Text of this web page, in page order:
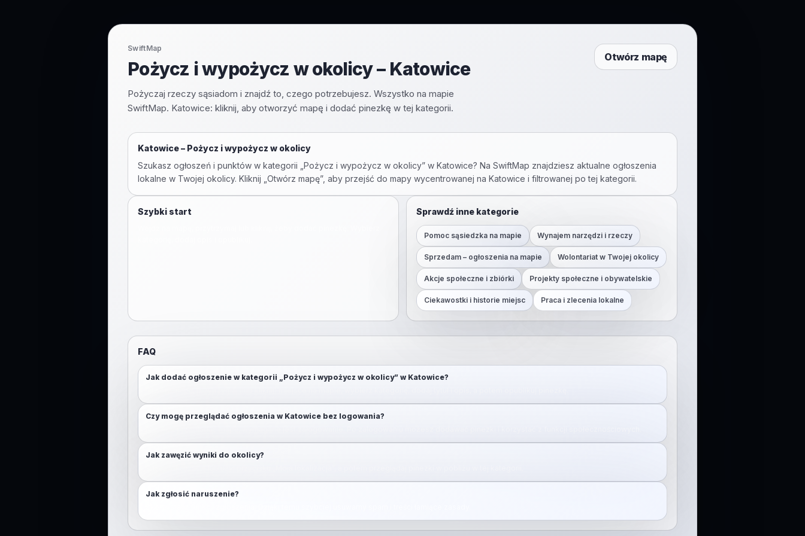
SwiftMap
Pożycz i wypożycz w okolicy – Katowice
Pożyczaj rzeczy sąsiadom i znajdź to, czego potrzebujesz. Wszystko na mapie
SwiftMap. Katowice: kliknij, aby otworzyć mapę i dodać pinezkę w tej kategorii.
Otwórz mapę
Katowice– Pożycz i wypożycz w okolicy
Szukasz ogłoszeń i punktów w kategorii „ Pożycz i wypożycz w okolicy” w Katowice? Na SwiftMap znajdziesz aktualne ogłoszenia
lokalne w Twojej okolicy. Kliknij „Otwórz mapę”, aby przejść do mapy wycentrowanej na Katowice i filtrowanej po tej kategorii.
Szybki start Sprawdź inne kategorie
Pomoc sąsiedzka na mapie Wynajem narzędzi i rzeczy
Sprzedam – ogłoszenia na mapie Wolontariat w Twojej okolicy
Akcje społeczne i zbiórki Projekty społeczne i obywatelskie
Ciekawostki i historie miejsc Praca i zlecenia lokalne
FAQ
Jak dodać ogłoszenie w kategorii „Pożycz i wypożycz w okolicy” w Katowice?
Czy mogę przeglądać ogłoszenia w Katowice bez logowania?
Jak zawęzić wyniki do okolicy?
Jak zgłosić naruszenie?